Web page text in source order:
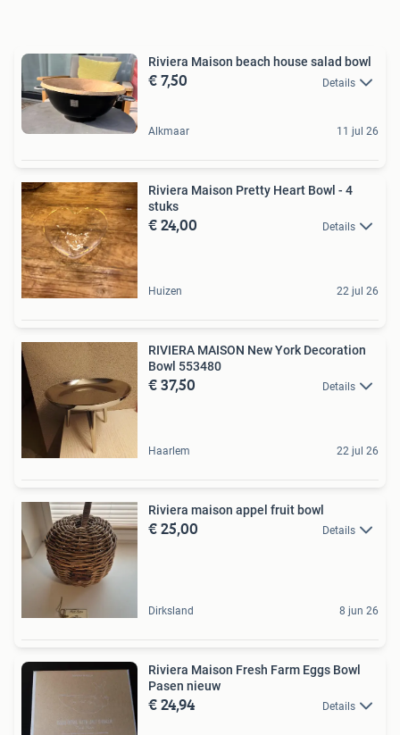
Riviera Maison beach house salad bowl
€ 7,50 Details
Alkmaar 11 jul 26
Riviera Maison Pretty Heart Bowl - 4
stuks
€ 24,00 Details
Huizen 22 jul 26
RIVIERA MAISON New York Decoration
Bowl 553480
€ 37,50 Details
Haarlem 22 jul 26
Riviera maison appel fruit bowl
€ 25,00 Details
Dirksland 8 jun 26
Riviera Maison Fresh Farm Eggs Bowl
Pasen nieuw
€ 24,94 Details